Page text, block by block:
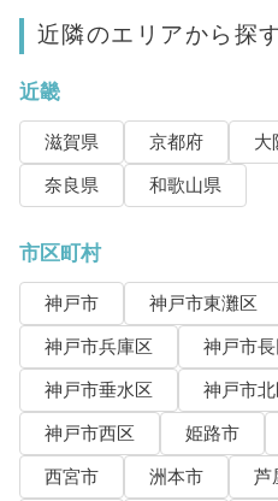
近隣のエリアから探
近畿
滋賀県 京都府 大
奈良県
和歌山県
市区町村
神戸市 神戸市東灘区
神戸市兵庫区
神戸市長
神戸市垂水区
神戸市北
神戸市西区
姫路市
西宮市
洲本市 芦